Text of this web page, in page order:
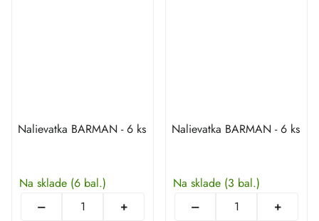
Nalievatka BARMAN - 6 ks
Na sklade (6 bal.)
Nalievatka BARMAN - 6 ks
Na sklade (3 bal.)